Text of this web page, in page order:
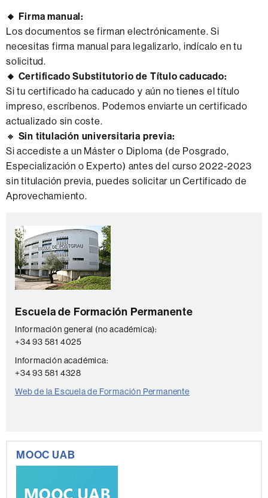
🔸 Firma manual:
Los documentos se firman electrónicamente. Si
necesitas firma manual para legalizarlo, indícalo en tu
solicitud.
🔸 Certificado Substitutorio de Título caducado:
Si tu certificado ha caducado y aún no tienes el título
impreso, escríbenos. Podemos enviarte un certificado
actualizado sin coste.
🔸 Sin titulación universitaria previa:
Si accediste a un Máster o Diploma (de Posgrado,
Especialización o Experto) antes del curso 2022-2023
sin titulación previa, puedes solicitar un Certificado de
Aprovechamiento.
complementaria
C
o
n
t
c
t
o
Escuela de Formación Permanente
Información general (no académica):
+34 93 581 4025
Información académica:
+34 93 581 4328
Web de la Escuela de Formación Permanente
MOOC UAB